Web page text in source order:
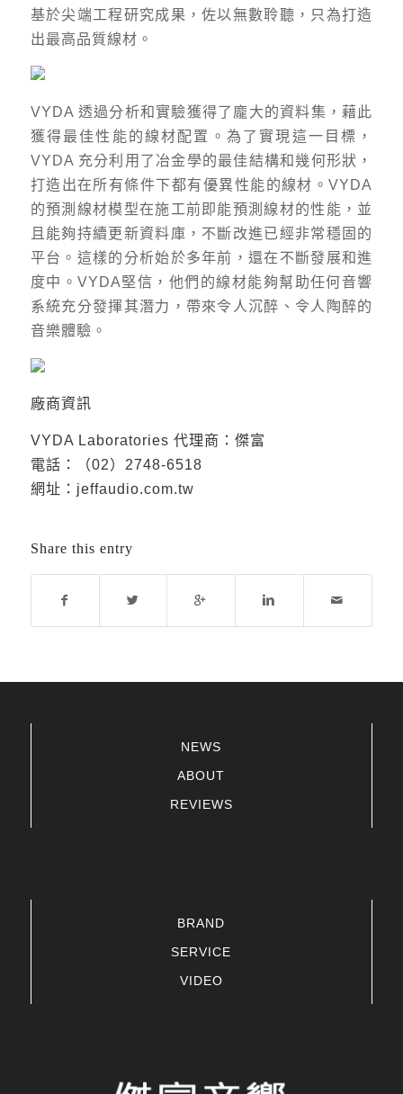
基於尖端工程研究成果，佐以無數聆聽，只為打造
出最高品質線材。
VYDA 透過分析和實驗獲得了龐大的資料集，藉此
獲得最佳性能的線材配置。為了實現這一目標，
VYDA 充分利用了冶金學的最佳結構和幾何形狀，
打造出在所有條件下都有優異性能的線材。VYDA
的預測線材模型在施工前即能預測線材的性能，並
且能夠持續更新資料庫，不斷改進已經非常穩固的
平台。這樣的分析始於多年前，還在不斷發展和進
度中。VYDA堅信，他們的線材能夠幫助任何音響
系統充分發揮其潛力，帶來令人沉醉、令人陶醉的
音樂體驗。
廠商資訊
VYDA Laboratories 代理商：傑富
電話：（02）2748-6518
網址： jeffaudio.com.tw
Share this entry
NEWS
ABOUT
REVIEWS
BRAND
SERVICE
VIDEO